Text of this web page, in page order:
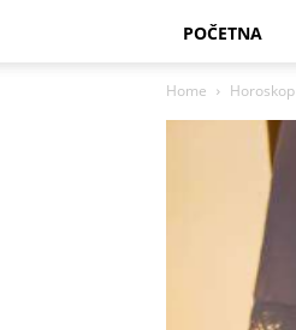
POČETNA
Home Horoskop